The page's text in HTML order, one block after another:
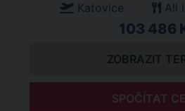
Katovice
All
103 486
ZOBRAZIT
SPOČÍTAT